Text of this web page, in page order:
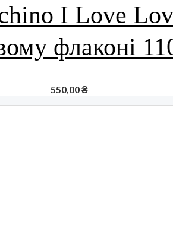
I Love
флаконі
550,00₴